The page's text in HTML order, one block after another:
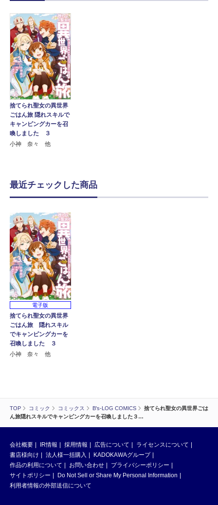
TOP コミック コミックス B's-LOG COMICS
捨てられ聖女の異世界ごは
ん旅隠れスキルでキャンピングカーを召喚しました３…
捨てられ聖女の異世界
ごはん旅 隠れスキルで
キャンピングカーを召
喚しました ３
小神 奈々 他
最近チェックした商品
電子版
捨てられ聖女の異世界
ごはん旅 隠れスキル
でキャンピングカーを
召喚しました ３
小神 奈々 他
会社概要 IR情報 採用情報 広告について
ライセンスについて
書店様向け
法人様一括購入
KADOKAWAグループ
作品の利用について
お問い合わせ
プライバシーポリシー
サイトポリシー
Do Not Sell or Share My Personal Information
利用者情報の外部送信について